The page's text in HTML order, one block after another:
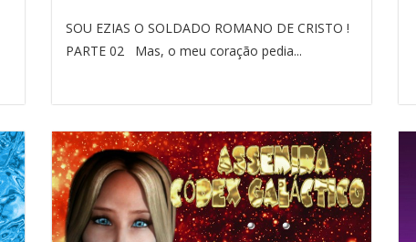
SOU EZIAS O SOLDADO ROMANO DE CRISTO !
PARTE 02 Mas, o meu coração pedia...